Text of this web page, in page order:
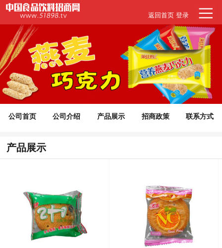
返回首页 登录
公司首页 公司介绍 产品展示 招商政策 联系方式
代理意向
产品展示